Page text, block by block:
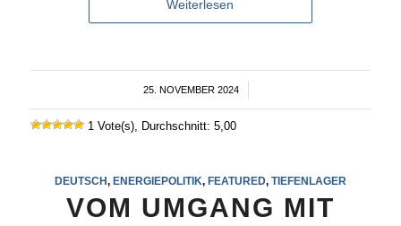
Weiterlesen
25. NOVEMBER 2024
/
1 Vote(s), Durchschnitt: 5,00
DEUTSCH, ENERGIEPOLITIK, FEATURED, TIEFENLAGER
VOM UMGANG MIT